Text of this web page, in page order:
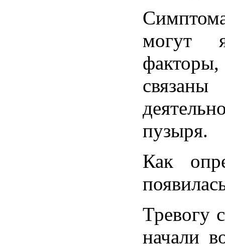
могут
пузыря.
Как
Тревогу
начали